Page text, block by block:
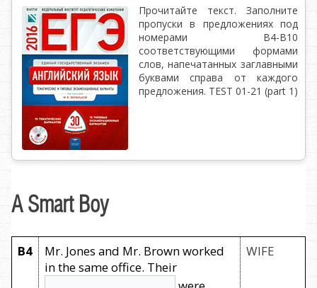
Прочитайте текст. Заполните
пропуски в предложениях под
номерами В4-В10
соответствующими формами
слов, напечатанных заглавными
буквами справа от каждого
предложения. TEST 01-21 (part 1)
A Smart Boy
B4
Mr. Jones and Mr. Brown worked
in the same office. Their
WIFE